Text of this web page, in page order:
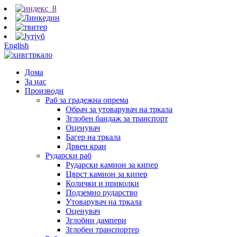
English
Дома
За нас
Производи
Раб за градежна опрема
Обрач за утоварувач на тркала
Зглобен бандаж за транспорт
Оценувач
Багер на тркала
Дрвен кран
Рударски раб
Рударски камион за кипер
Цврст камион за кипер
Колички и приколки
Подземно рударство
Утоварувач на тркала
Оценувач
Зглобни дампери
Зглобен транспортер